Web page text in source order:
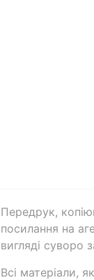
Передрук,
посилання на
вигляді суворо
Всі матеріали,